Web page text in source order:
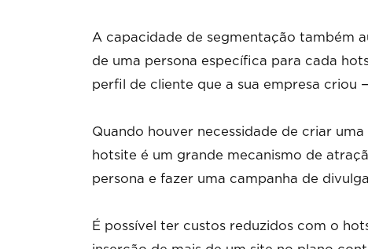
A capacidade de segmentação também
de uma persona específica para cada
perfil de cliente que a sua empresa criou
Quando houver necessidade de criar
hotsite é um grande mecanismo de
persona e fazer uma campanha de
É possível ter custos reduzidos com o